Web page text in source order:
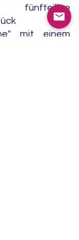
"Die
mit einem